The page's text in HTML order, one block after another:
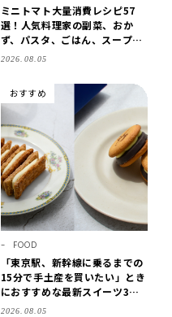
ミニトマト大量消費レシピ57
選！人気料理家の副菜、おか
ず、パスタ、ごはん、スープま
で【保存版】
2026.08.05
おすすめ
FOOD
「東京駅、新幹線に乗るまでの
15分で手土産を買いたい」とき
におすすめな最新スイーツ3選
【東京駅改札内・朝8時開店】
2026.08.05